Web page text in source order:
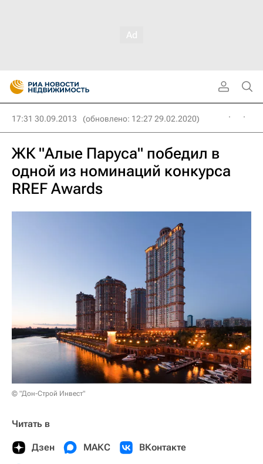
17:31 30.09.2013 (обновлено: 12:27 29.02.2020)
ЖК "Алые Паруса" победил в
одной из номинаций конкурса
RREF Awards
© "Дон-Строй Инвест"
Читать в
Дзен МАКС ВКонтакте